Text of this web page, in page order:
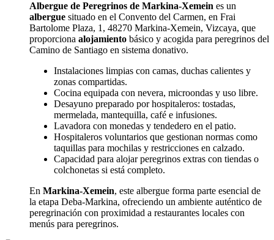
Albergue de Peregrinos de Markina-Xemein es un
albergue situado en el Convento del Carmen, en Frai
Bartolome Plaza, 1, 48270 Markina-Xemein, Vizcaya, que
proporciona alojamiento básico y acogida para peregrinos del
Camino de Santiago en sistema donativo.
Instalaciones limpias con camas, duchas calientes y
zonas compartidas.
Cocina equipada con nevera, microondas y uso libre.
Desayuno preparado por hospitaleros: tostadas,
mermelada, mantequilla, café e infusiones.
Lavadora con monedas y tendedero en el patio.
Hospitaleros voluntarios que gestionan normas como
taquillas para mochilas y restricciones en calzado.
Capacidad para alojar peregrinos extras con tiendas o
colchonetas si está completo.
En Markina-Xemein, este albergue forma parte esencial de
la etapa Deba-Markina, ofreciendo un ambiente auténtico de
peregrinación con proximidad a restaurantes locales con
menús para peregrinos.